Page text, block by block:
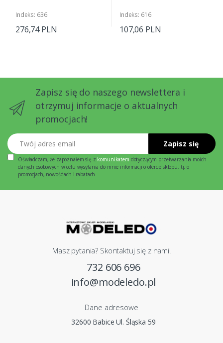
Indeks: 636
276,74 PLN
Indeks: 616
107,06 PLN
Zapisz się do naszego newslettera i
otrzymuj informacje o aktualnych
promocjach!
Twój adres email
Zapisz się
Oświadczam, że zapoznałem się z komunikatem dotyczącym przetwarzania moich
danych osobowych w celu wysyłania do mnie informacji o ofercie sklepu, tj. o
promocjach, nowościach i rabatach
Masz pytania? Skontaktuj się z nami!
732 606 696
info@modeledo.pl
Dane adresowe
32600 Babice Ul. Śląska 59